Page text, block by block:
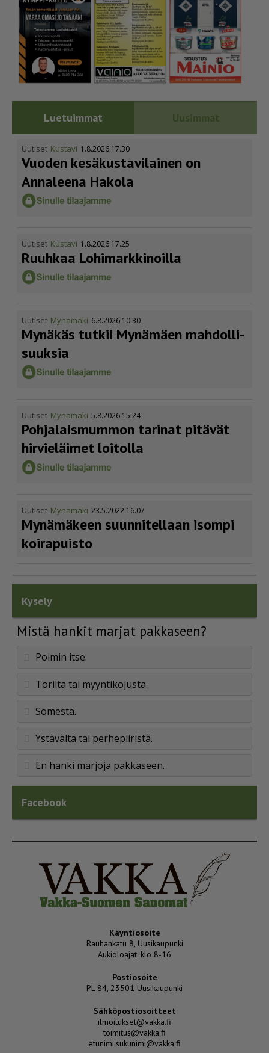
Luetuimmat Uusimmat
Uutiset Kustavi 1.8.2026 17.30
Vuoden kesäkus­ta­vi­lainen on
Annaleena Hakola
Uutiset Kustavi 1.8.2026 17.25
Ruuhkaa Lohimark­ki­noilla
Uutiset Mynämäki 6.8.2026 10.30
Mynäkäs tutkii Mynämäen mahdol­li­
suuksia
Uutiset Mynämäki 5.8.2026 15.24
Pohja­lais­mummon tarinat pitävät
hirvieläimet loitolla
Uutiset Mynämäki 23.5.2022 16.07
Mynämäkeen suunnitellaan isompi
koirapuisto
Kysely
Mistä hankit marjat pakkaseen?
Poimin itse.
Torilta tai myyntikojusta.
Somesta.
Ystävältä tai perhepiiristä.
En hanki marjoja pakkaseen.
Facebook
Käyntiosoite
Rauhankatu 8, Uusikaupunki
Aukioloajat: klo 8-16
Postiosoite
PL 84, 23501 Uusikaupunki
Sähköpostiosoitteet
ilmoitukset@vakka.fi
toimitus@vakka.fi
etunimi.sukunimi@vakka.fi